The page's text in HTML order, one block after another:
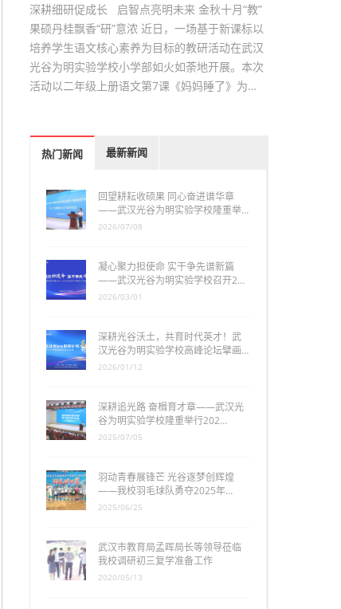
深耕细研促成长 启智点亮明未来 金秋十月“教”
果硕丹桂飘香“研”意浓 近日，一场基于新课标以
培养学生语文核心素养为目标的教研活动在武汉
光谷为明实验学校小学部如火如荼地开展。本次
活动以二年级上册语文第7课《妈妈睡了》为…
热门新闻 最新新闻
回望耕耘收硕果 同心奋进谱华章
——武汉光谷为明实验学校隆重举…
2026/07/08
凝心聚力担使命 实干争先谱新篇
——武汉光谷为明实验学校召开2…
2026/03/01
深耕光谷沃土，共育时代英才！武
汉光谷为明实验学校高峰论坛擘画…
2026/01/12
深耕追光路 奋楫育才章——武汉光
谷为明实验学校隆重举行202…
2025/07/05
羽动青春展锋芒 光谷逐梦创辉煌
——我校羽毛球队勇夺2025年…
2025/06/25
武汉市教育局孟晖局长等领导莅临
我校调研初三复学准备工作
2020/05/13